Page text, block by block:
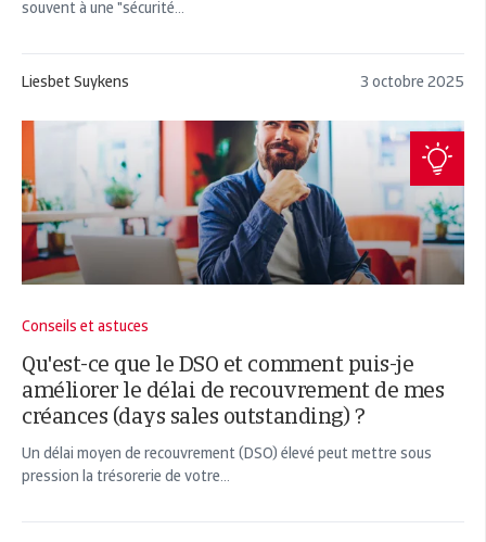
souvent à une "sécurité...
Liesbet Suykens 3 octobre 2025
Conseils et astuces
Qu'est-ce que le DSO et comment puis-je
améliorer le délai de recouvrement de mes
créances (days sales outstanding) ?
Un délai moyen de recouvrement (DSO) élevé peut mettre sous
pression la trésorerie de votre...